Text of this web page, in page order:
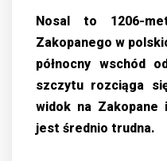
Nosal to 1206-
Zakopanego w
północny wschód
szczytu rozciąga
widok na
jest średnio trudna.